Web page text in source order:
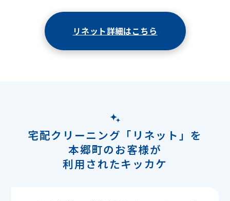
リネット詳細はこちら
宅配クリーニング「リネット」を
本郷町のお客様が
利用されたキッカケ